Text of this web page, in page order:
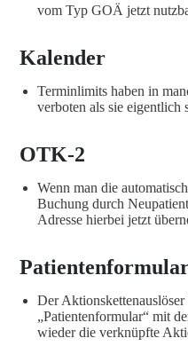
vom Typ GOÄ jetzt
Kalender
Terminlimits haben in
verboten als sie eigentlich
OTK-2
Wenn man die
Buchung durch
Adresse hierbei jetzt
Der
„Patientenformular“ mit
wieder die verknüpfte